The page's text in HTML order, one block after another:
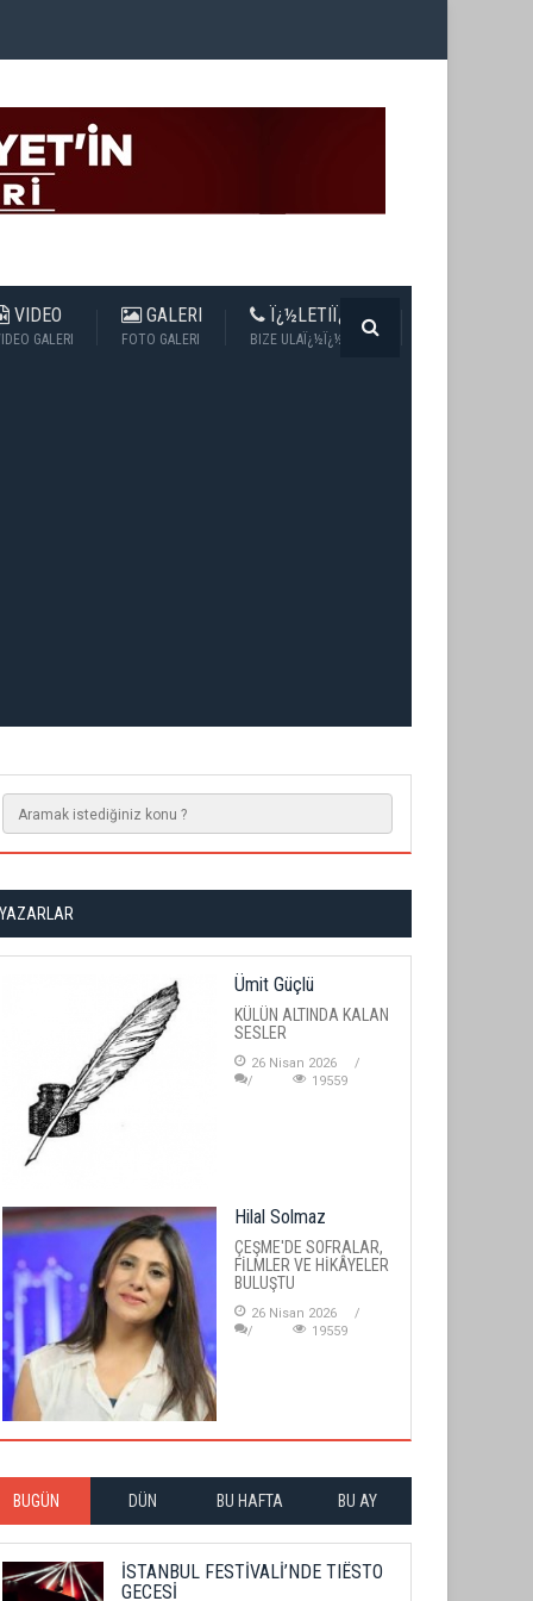
VIDEO
GALERI
GALERI
FOTO GALERI
Ï¿½LETIÏ¿½IM
BIZE ULAÏ¿½Ï¿½N
YAZARLAR
Ümit Güçlü
KÜLÜN ALTINDA KALAN
SESLER
26 Nisan 2026
19559
Hilal Solmaz
ÇEŞME'DE SOFRALAR,
FİLMLER VE HİKÂYELER
BULUŞTU
26 Nisan 2026
19559
BUGÜN DÜN BU HAFTA BU AY
İSTANBUL FESTİVALİ’NDE TIËSTO
GECESİ